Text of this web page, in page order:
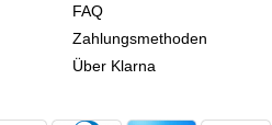
FAQ
Zahlungsmethoden
Über Klarna